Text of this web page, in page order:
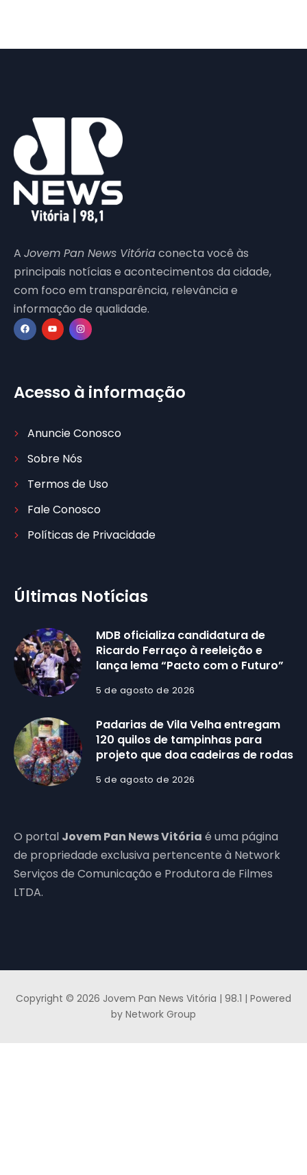
A Jovem Pan News Vitóriaconecta você às
principais notícias e acontecimentos da cidade,
com foco em transparência, relevância e
informação de qualidade.
Acesso à informação
Anuncie Conosco
Sobre Nós
Termos de Uso
Fale Conosco
Políticas de Privacidade
Últimas Notícias
MDB oficializa candidatura de
Ricardo Ferraço à reeleição e
lança lema “Pacto com o Futuro”
5 de agosto de 2026
Padarias de Vila Velha entregam
120 quilos de tampinhas para
projeto que doa cadeiras de rodas
5 de agosto de 2026
O portal Jovem Pan News Vitória é uma página
de propriedade exclusiva pertencente à Network
Serviços de Comunicação e Produtora de Filmes
LTDA.
Copyright © 2026 Jovem Pan News Vitória | 98.1 | Powered
by Network Group